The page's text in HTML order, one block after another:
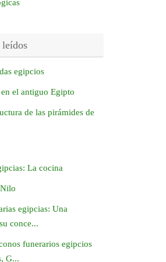
egipcios
el antiguo Egipto
de las pirámides de
La cocina
egipcias: Una
conce...
funerarios egipcios
G...